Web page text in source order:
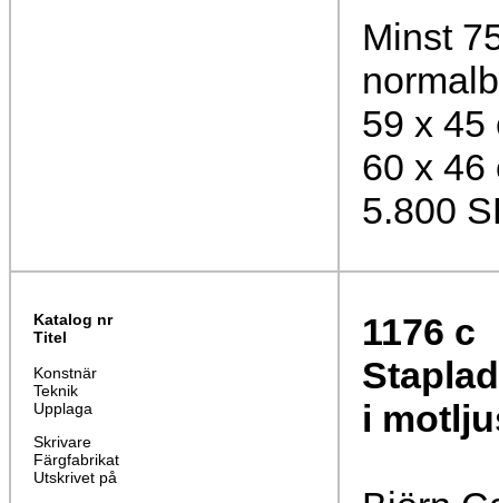
Minst
59 x 45
60 x 46
5.800
Katalog nr
Titel
Konstnär
Teknik
Upplaga
Skrivare
Färgfabrikat
Utskrivet på
1176 c
i